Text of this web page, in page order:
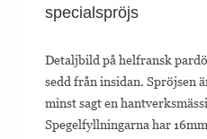
specialspröjs
Detaljbild på helfransk
sedd från insidan. Spröjsen
minst sagt en
Spegelfyllningarna har